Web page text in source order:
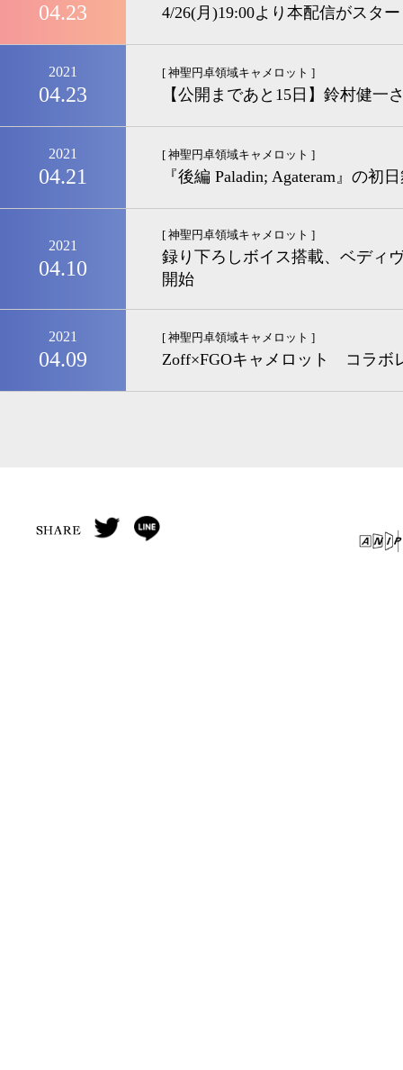
04.23 4/26(月)19:00より本配信がスタ
2021
04.23
[ 神聖円卓領域キャメロット ]
【公開まであと15日】鈴村健
2021
04.21
[ 神聖円卓領域キャメロット ]
『後編 Paladin; Agateram』の初
2021
04.10
[ 神聖円卓領域キャメロット ]
録り下ろしボイス搭載、ベディ
開始
2021
04.09
[ 神聖円卓領域キャメロット ]
Zoff×FGOキャメロット コラボ